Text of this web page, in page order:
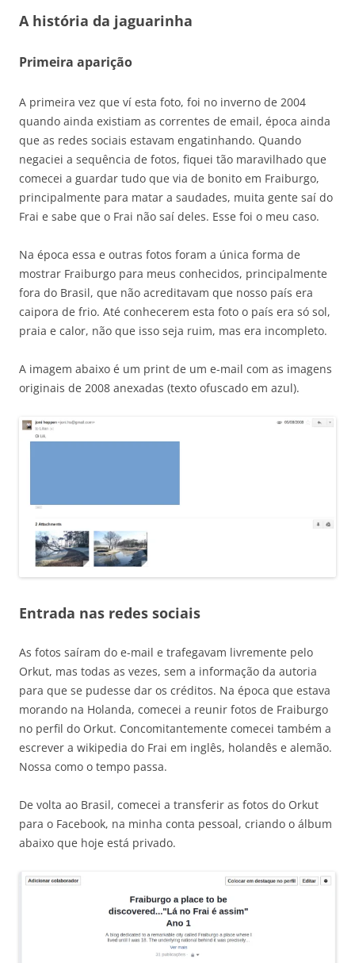
A história da jaguarinha
Primeira aparição
A primeira vez que ví esta foto, foi no inverno de 2004
quando ainda existiam as correntes de email, época ainda
que as redes sociais estavam engatinhando. Quando
negaciei a sequência de fotos, fiquei tão maravilhado que
comecei a guardar tudo que via de bonito em Fraiburgo,
principalmente para matar a saudades, muita gente saí do
Frai e sabe que o Frai não saí deles. Esse foi o meu caso.
Na época essa e outras fotos foram a única forma de
mostrar Fraiburgo para meus conhecidos, principalmente
fora do Brasil, que não acreditavam que nosso país era
caipora de frio. Até conhecerem esta foto o país era só sol,
praia e calor, não que isso seja ruim, mas era incompleto.
A imagem abaixo é um print de um e-mail com as imagens
originais de 2008 anexadas (texto ofuscado em azul).
Entrada nas redes sociais
As fotos saíram do e-mail e trafegavam livremente pelo
Orkut, mas todas as vezes, sem a informação da autoria
para que se pudesse dar os créditos. Na época que estava
morando na Holanda, comecei a reunir fotos de Fraiburgo
no perfil do Orkut. Concomitantemente comecei também a
escrever a wikipedia do Frai em inglês, holandês e alemão.
Nossa como o tempo passa.
De volta ao Brasil, comecei a transferir as fotos do Orkut
para o Facebook, na minha conta pessoal, criando o álbum
abaixo que hoje está privado.